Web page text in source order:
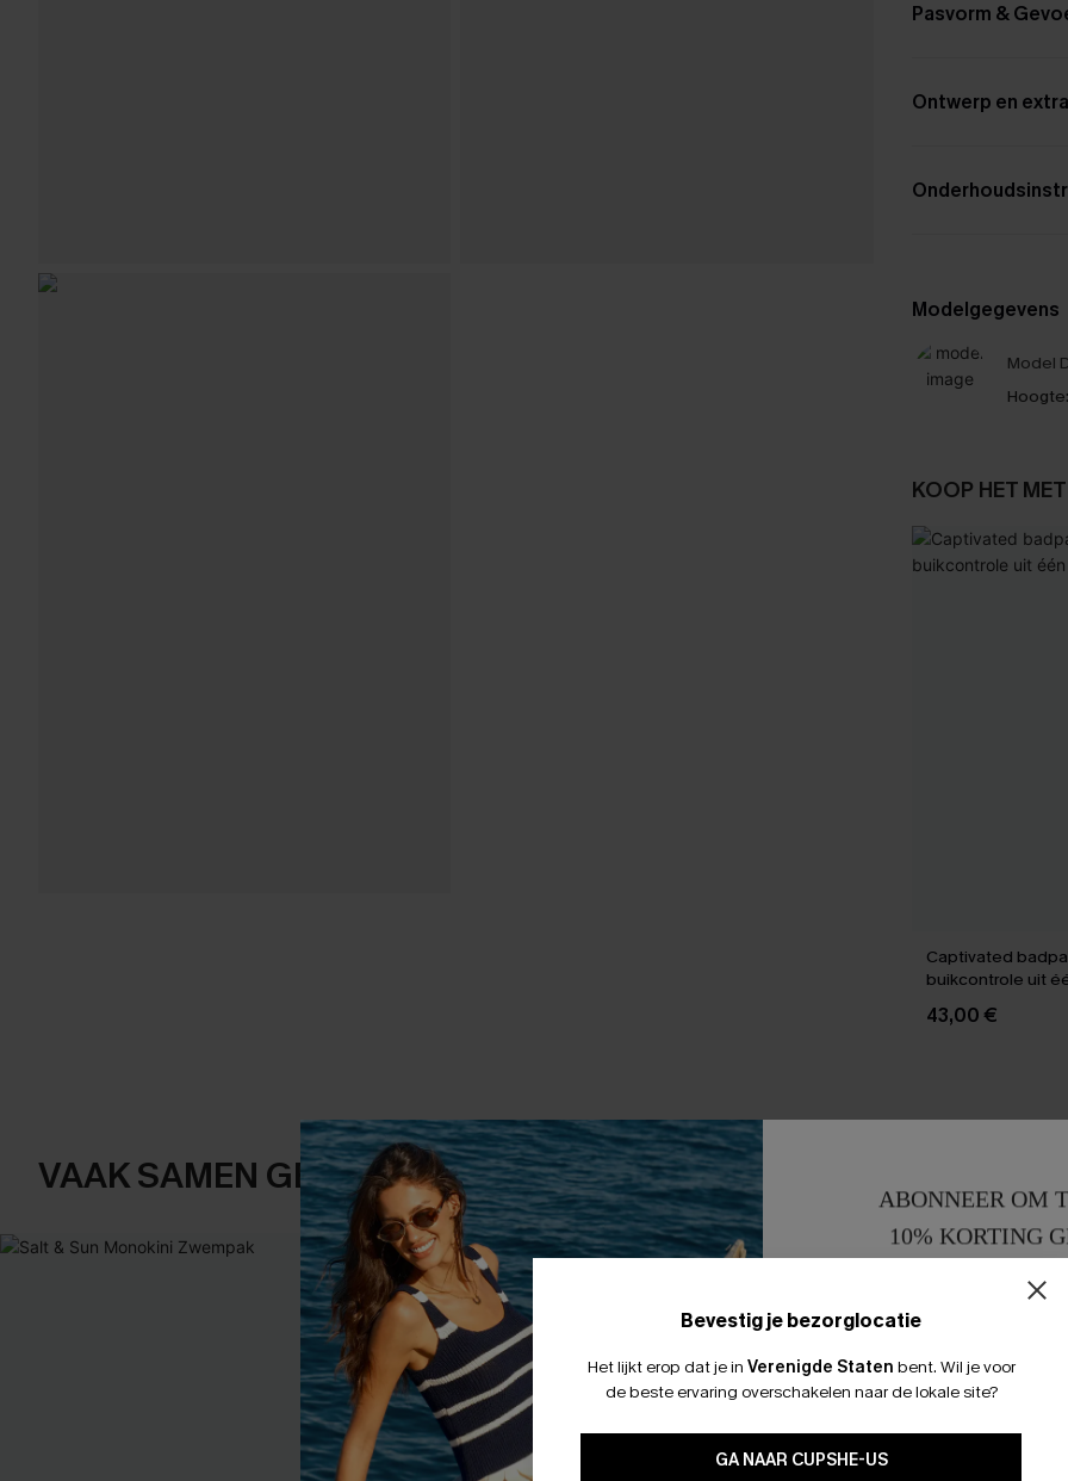
Pasvorm &
Ontwerp en
Modelgegevens
Model
Hoogte:
KOOP HET MET
Captivated
buikcontrole uit
43,00 €
VAAK SAMEN GEKOCHT
Bevestig je bezorglocatie
Het lijkt erop dat je in Verenigde Staten bent. Wil je voor
de beste ervaring overschakelen naar de lokale site?
GA NAAR CUPSHE-US
ABONNEER OM
10% KORTING
15%